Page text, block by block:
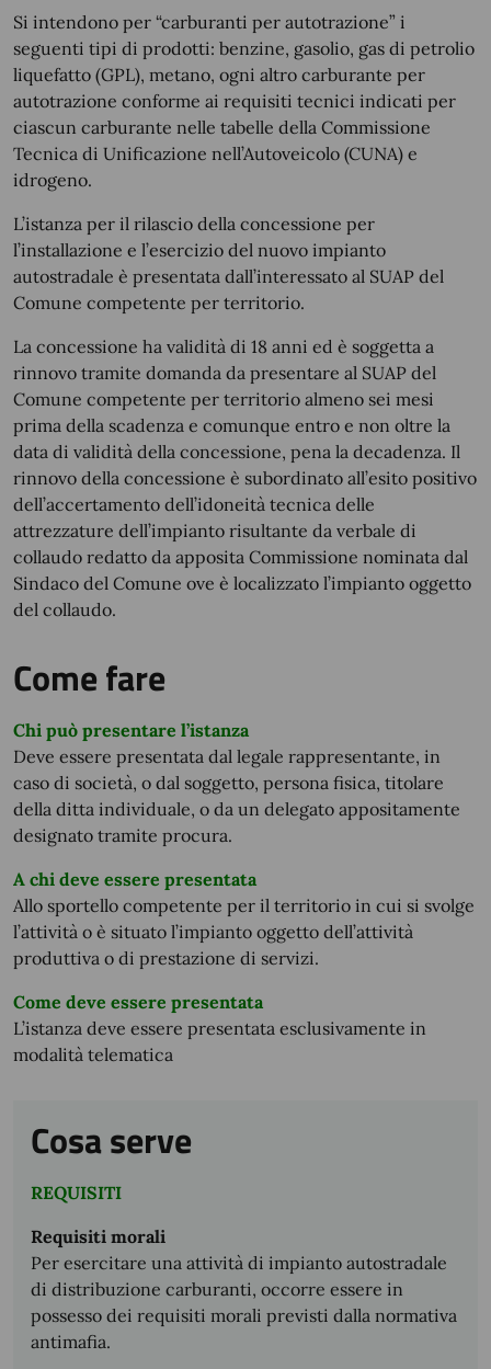
Si intendono per “carburanti per autotrazione” i
seguenti tipi di prodotti: benzine, gasolio, gas di petrolio
liquefatto (GPL), metano, ogni altro carburante per
autotrazione conforme ai requisiti tecnici indicati per
ciascun carburante nelle tabelle della Commissione
Tecnica di Unificazione nell’Autoveicolo (CUNA) e
idrogeno.
L’istanza per il rilascio della concessione per
l’installazione e l’esercizio del nuovo impianto
autostradale è presentata dall’interessato al SUAP del
Comune competente per territorio.
La concessione ha validità di 18 anni ed è soggetta a
rinnovo tramite domanda da presentare al SUAP del
Comune competente per territorio almeno sei mesi
prima della scadenza e comunque entro e non oltre la
data di validità della concessione, pena la decadenza. Il
rinnovo della concessione è subordinato all’esito positivo
dell’accertamento dell’idoneità tecnica delle
attrezzature dell’impianto risultante da verbale di
collaudo redatto da apposita Commissione nominata dal
Sindaco del Comune ove è localizzato l’impianto oggetto
del collaudo.
Come fare
Chi può presentare l’istanza
Deve essere presentata dal legale rappresentante, in
caso di società, o dal soggetto, persona fisica, titolare
della ditta individuale, o da un delegato appositamente
designato tramite procura.
A chi deve essere presentata
Allo sportello competente per il territorio in cui si svolge
l’attività o è situato l’impianto oggetto dell’attività
produttiva o di prestazione di servizi.
Come deve essere presentata
L’istanza deve essere presentata esclusivamente in
modalità telematica
Cosa serve
REQUISITI
Requisiti morali
Per esercitare una attività di impianto autostradale
di distribuzione carburanti, occorre essere in
possesso dei requisiti morali previsti dalla normativa
antimafia.